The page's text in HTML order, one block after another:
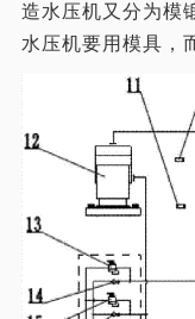
造水压机又分为模
水压机要用模具，